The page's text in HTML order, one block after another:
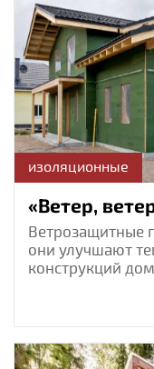
изоляционные
«Ветер,
Ветрозащитные
они улучшают
конструкций